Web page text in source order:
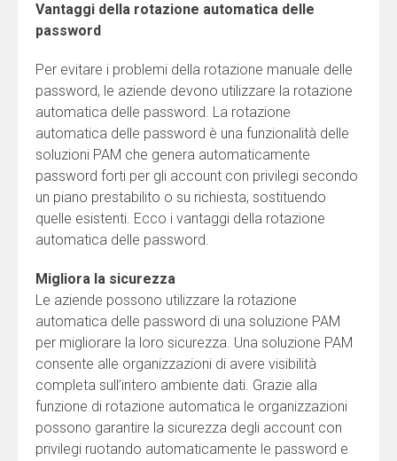
Vantaggi della rotazione automatica delle
password
Per evitare i problemi della rotazione manuale delle
password, le aziende devono utilizzare la rotazione
automatica delle password. La rotazione
automatica delle password è una funzionalità delle
soluzioni PAM che genera automaticamente
password forti per gli account con privilegi secondo
un piano prestabilito o su richiesta, sostituendo
quelle esistenti. Ecco i vantaggi della rotazione
automatica delle password.
Migliora la sicurezza
Le aziende possono utilizzare la rotazione
automatica delle password di una soluzione PAM
per migliorare la loro sicurezza. Una soluzione PAM
consente alle organizzazioni di avere visibilità
completa sull’intero ambiente dati. Grazie alla
funzione di rotazione automatica le organizzazioni
possono garantire la sicurezza degli account con
privilegi ruotando automaticamente le password e